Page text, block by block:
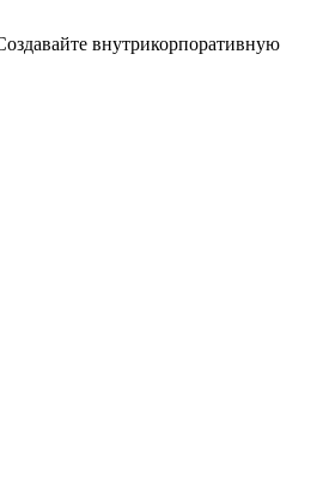
внутрикорпоративную